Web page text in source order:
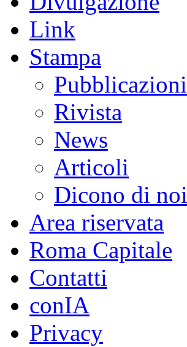
Link
Stampa
Pubblicazioni
Rivista
News
Articoli
Dicono di noi
Area riservata
Roma Capitale
Contatti
conIA
Privacy